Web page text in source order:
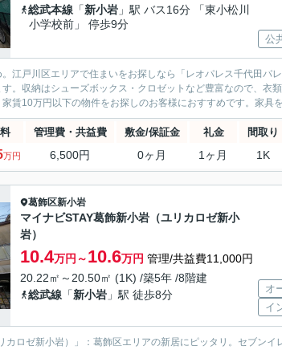
総武本線 「新小岩 」駅 バス16分 「東小松川
小学校前」 停歩9分
公
江戸川区エリアで住まいをお探しなら「レオパレス千代田パ
。収納はシューズボックス・クロゼットなど豊富なので、衣
賃10万円以下の物件をお探しのお客様におすすめです。家具
管理費・共益費 敷金/保証金 礼金 間取り
万円 6,500円 0ヶ月 1ヶ月 1K
葛飾区新小岩
マイナビSTAY葛飾新小岩（ユリカロゼ新小
岩）
10.4万円～10.6万円 管理/共益費11,000円
20.22㎡～20.50㎡ (1K) /築5年 /8階建
総武線 「新小岩 」駅 徒歩8分 オ
イ
カロゼ新小岩）」：葛飾区エリアの新居にピッタリ。セブン